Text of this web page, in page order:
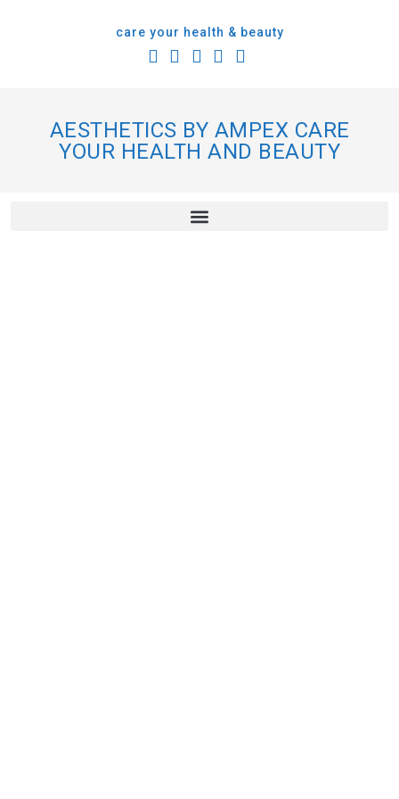
care your health & beauty
AESTHETICS BY AMPEX CARE
YOUR HEALTH AND BEAUTY